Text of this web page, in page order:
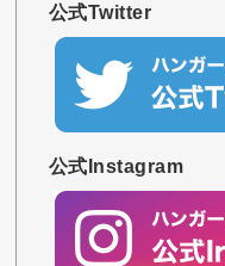
公式Twitter
公式Instagram